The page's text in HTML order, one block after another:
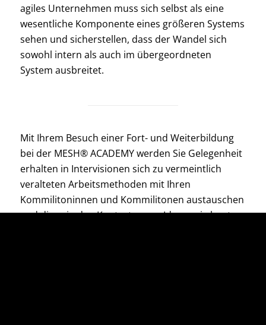
agiles Unternehmen muss sich selbst als eine
wesentliche Komponente eines größeren Systems
sehen und sicherstellen, dass der Wandel sich
sowohl intern als auch im übergeordneten
System ausbreitet.
Mit Ihrem Besuch einer Fort- und Weiterbildung
bei der MESH® ACADEMY werden Sie Gelegenheit
erhalten in Intervisionen sich zu vermeintlich
veralteten Arbeitsmethoden mit Ihren
Kommilitoninnen und Kommilitonen austauschen
und diese in den Kontext neuer Ideen, wie heute